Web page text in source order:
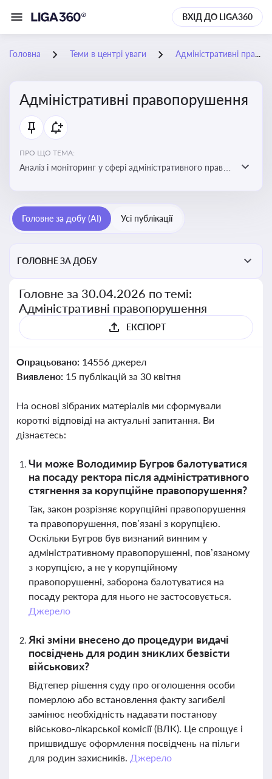
ВХІД ДО LIGA360
Головна Теми в центрі уваги Адміністративні правопорушення
Адміністративні правопорушення
ПРО ЩО ТЕМА:
Аналіз і моніторинг у сфері адміністративного права:
Головне за добу (AI) Усі публікації
ГОЛОВНЕ ЗА ДОБУ
Головне за 30.04.2026 по темі:
Адміністративні правопорушення
ЕКСПОРТ
Опрацьовано: 14556 джерел
Виявлено: 15 публікацій за 30 квітня
На основі зібраних матеріалів ми сформували
короткі відповіді на актуальні запитання. Ви
дізнаєтесь:
Чи може Володимир Бугров балотуватися
на посаду ректора після адміністративного
стягнення за корупційне правопорушення?
Так, закон розрізняє корупційні правопорушення
та правопорушення, пов’язані з корупцією.
Оскільки Бугров був визнаний винним у
адміністративному правопорушенні, пов’язаному
з корупцією, а не у корупційному
правопорушенні, заборона балотуватися на
посаду ректора для нього не застосовується.
Джерело
Які зміни внесено до процедури видачі
посвідчень для родин зниклих безвісти
військових?
Відтепер рішення суду про оголошення особи
померлою або встановлення факту загибелі
замінює необхідність надавати постанову
військово-лікарської комісії (ВЛК). Це спрощує і
пришвидшує оформлення посвідчень на пільги
для родин захисників. Джерело